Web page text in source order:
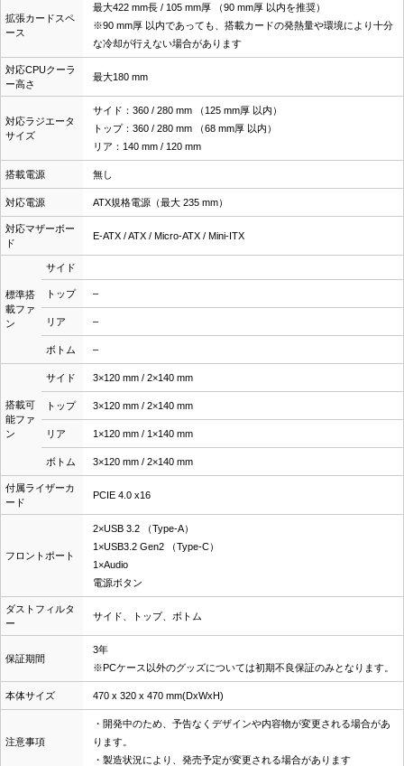
拡張カードスペ
ース
最大422 mm長 / 105 mm厚 （90 mm厚 以内を推奨）
※90 mm厚 以内であっても、搭載カードの発熱量や環境により十分
な冷却が行えない場合があります
対応CPUクーラ
ー高さ
最大180 mm
対応ラジエータ
サイズ
サイド：360 / 280 mm （125 mm厚 以内）
トップ：360 / 280 mm （68 mm厚 以内）
リア：140 mm / 120 mm
搭載電源 無し
対応電源 ATX規格電源（最大 235 mm）
対応マザーボー
ド
E-ATX / ATX / Micro-ATX / Mini-ITX
標準搭
載ファ
ン
サイド
トップ –
リア –
ボトム –
搭載可
能ファ
ン
サイド 3×120 mm / 2×140 mm
トップ 3×120 mm / 2×140 mm
リア 1×120 mm / 1×140 mm
ボトム 3×120 mm / 2×140 mm
付属ライザーカ
ード
PCIE 4.0 x16
フロントポート
2×USB 3.2 （Type-A）
1×USB3.2 Gen2 （Type-C）
1×Audio
電源ボタン
ダストフィルタ
ー
サイド、トップ、ボトム
保証期間
3年
※PCケース以外のグッズについては初期不良保証のみとなります。
本体サイズ 470 x 320 x 470 mm(DxWxH)
注意事項
・開発中のため、予告なくデザインや内容物が変更される場合があ
ります。
・製造状況により、発売予定が変更される場合があります